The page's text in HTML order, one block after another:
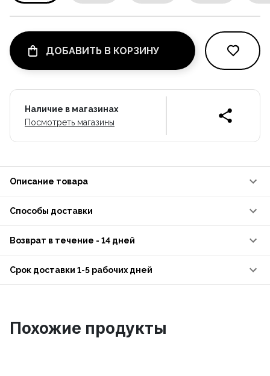
ДОБАВИТЬ В КОРЗИНУ
Наличие в магазинах
Посмотреть магазины
Описание товара
Способы доставки
Возврат в течение - 14 дней
Срок доставки 1-5 рабочих дней
Похожие продукты